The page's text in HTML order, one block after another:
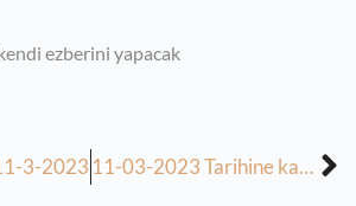
ezberini yapacak
3-2023 11-03-2023 Tarihine kadar olan ev odevleri